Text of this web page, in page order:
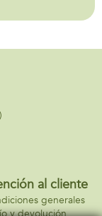
al cliente
generales